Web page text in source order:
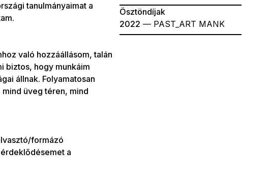
tanulmányaimat a
való hozzáállásom, talán
biztos, hogy munkáim
állnak. Folyamatosan
üveg téren, mind
formázó
a
Ösztöndíjak
2022 — PAST_ART MANK